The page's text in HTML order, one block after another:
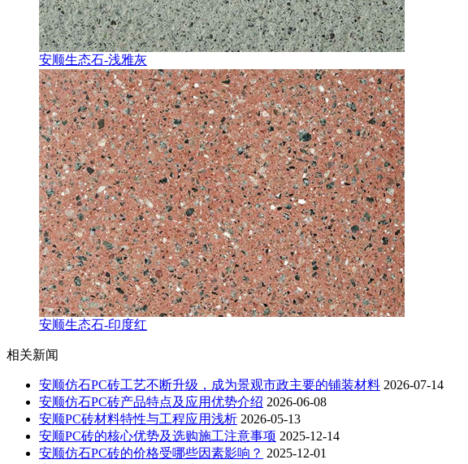
安顺生态石-浅雅灰
安顺生态石-印度红
相关新闻
安顺仿石PC砖工艺不断升级，成为景观市政主要的铺装材料 2026-07-14
安顺仿石PC砖产品特点及应用优势介绍 2026-06-08
安顺PC砖材料特性与工程应用浅析 2026-05-13
安顺PC砖的核心优势及选购施工注意事项 2025-12-14
安顺仿石PC砖的价格受哪些因素影响？ 2025-12-01